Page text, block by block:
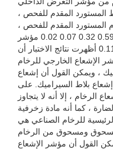
المستورد المقدم للفحص ،
المستورد المقدم للفحص ،
مؤشر التعرض الداخلي للرخام المحلي 0.59 0.32 0.07 0.02 مؤشر
التعرض الخارجي 1.18 0.54 0.04 0.11 أظهرت نتائج الاختبار أن
الإشعاع الخارجي للرخام
، ويمكن القول أن إشعاع
بلاط السيراميك. على
، إلا أنه لا يتجاوز
، كما أنه مادة زخرفية
للرخام الصناعي هي
ومسحوق من الرخام
أكثر من 95٪ ، ويمكن القول أن مؤشر الإشعاع